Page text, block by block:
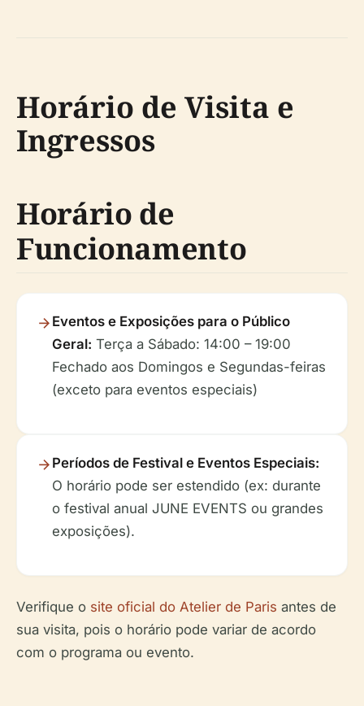
Horário de Visita e
Ingressos
Horário de
Funcionamento
Eventos e Exposições para o Público
Geral: Terça a Sábado: 14:00 – 19:00
Fechado aos Domingos e Segundas-feiras
(exceto para eventos especiais)
Períodos de Festival e Eventos Especiais:
O horário pode ser estendido (ex: durante
o festival anual JUNE EVENTS ou grandes
exposições).
Verifique o site oficial do Atelier de Paris antes de
sua visita, pois o horário pode variar de acordo
com o programa ou evento.